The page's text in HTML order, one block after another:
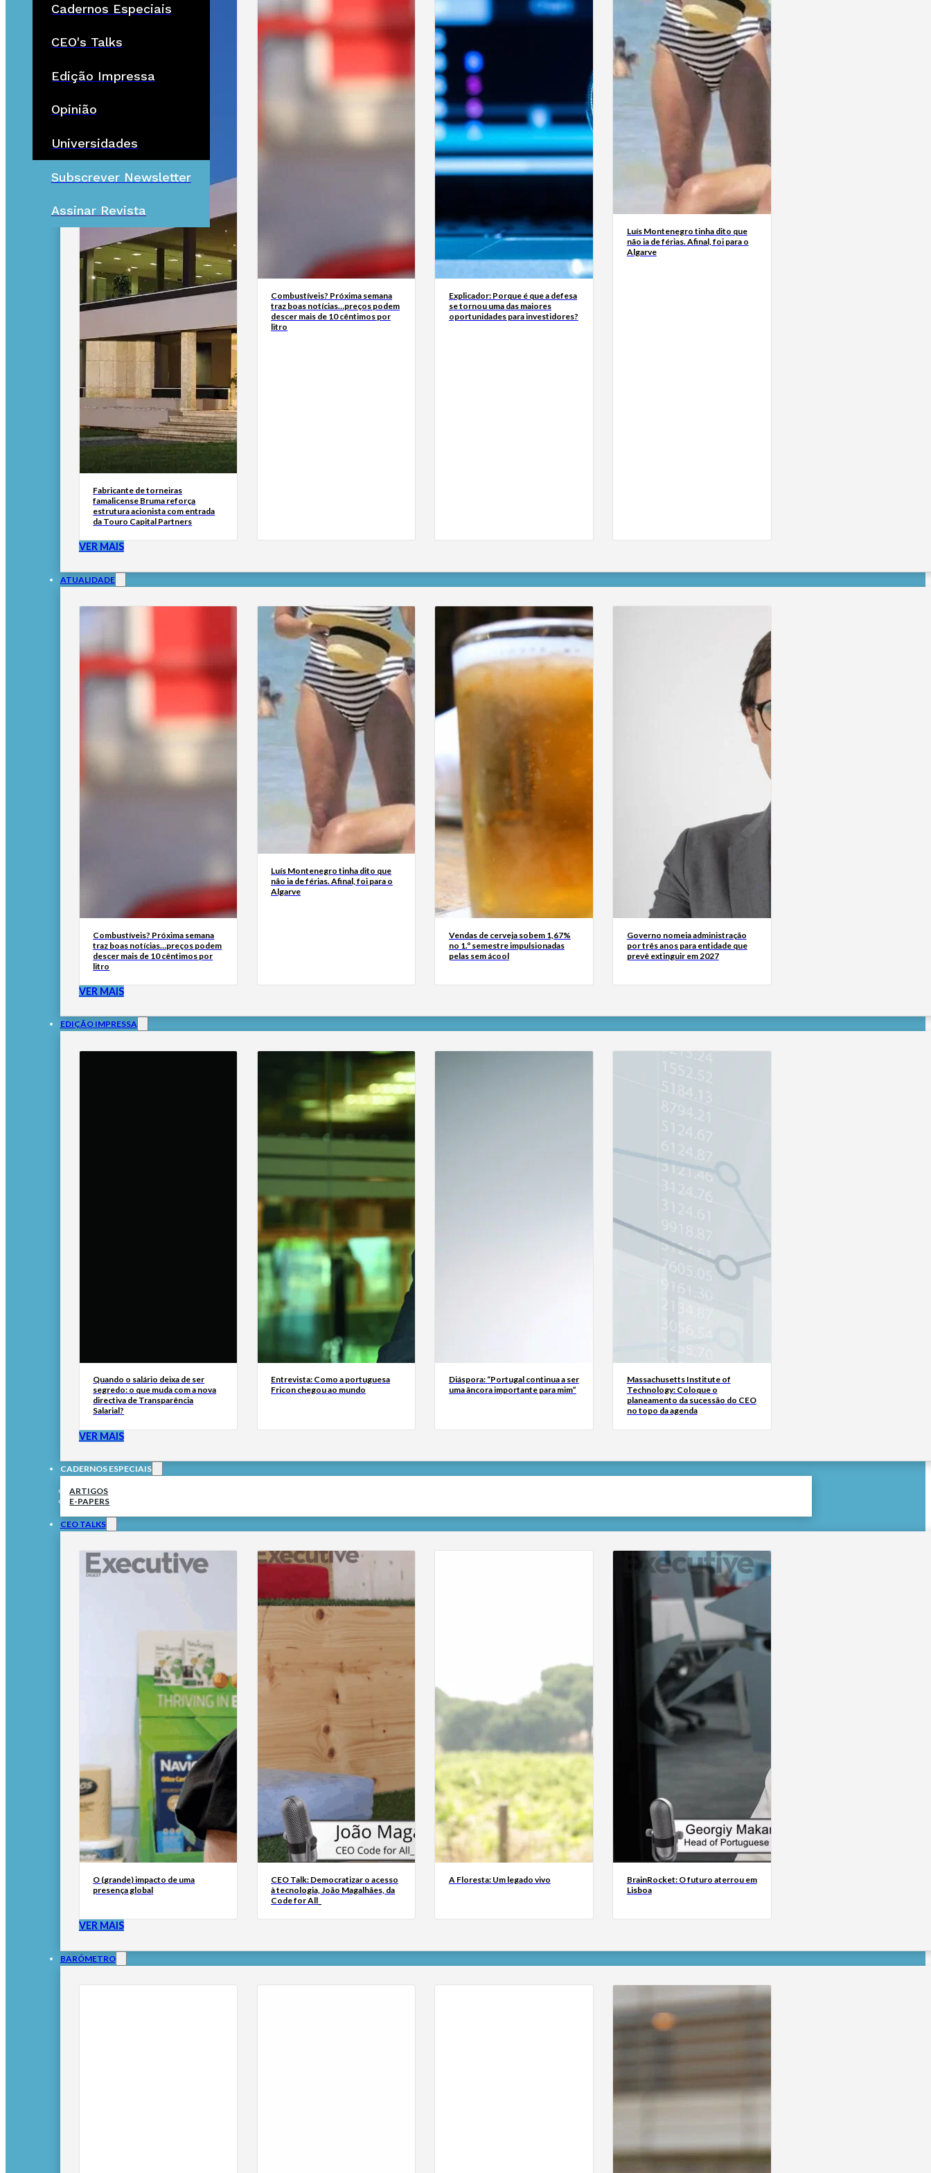
Cadernos Especiais
CEO's Talks
Edição Impressa
Opinião
Universidades
Subscrever Newsletter
Assinar Revista
Fabricante de torneiras
famalicense Bruma reforça
estrutura acionista com entrada
da Touro Capital Partners
Combustíveis? Próxima semana
traz boas notícias…preços podem
descer mais de 10 cêntimos por
litro
Explicador: Porque é que a defesa
se tornou uma das maiores
oportunidades para investidores?
Luís Montenegro tinha dito que
não ia de férias. Afinal, foi para o
Algarve
VER MAIS
ATUALIDADE
Combustíveis? Próxima semana
traz boas notícias…preços podem
descer mais de 10 cêntimos por
litro
Luís Montenegro tinha dito que
não ia de férias. Afinal, foi para o
Algarve
Vendas de cerveja sobem 1,67%
no 1.º semestre impulsionadas
pelas sem ácool
Governo nomeia administração
por três anos para entidade que
prevê extinguir em 2027
VER MAIS
EDIÇÃO IMPRESSA
Quando o salário deixa de ser
segredo: o que muda com a nova
directiva de Transparência
Salarial?
Entrevista: Como a portuguesa
Fricon chegou ao mundo
Diáspora: “Portugal continua a ser
uma âncora importante para mim”
Massachusetts Institute of
Technology: Coloque o
planeamento da sucessão do CEO
no topo da agenda
VER MAIS
CADERNOS ESPECIAIS
ARTIGOS
E-PAPERS
CEO TALKS
O (grande) impacto de uma
presença global
CEO Talk: Democratizar o acesso
à tecnologia, João Magalhães, da
Code for All_
A Floresta: Um legado vivo
BrainRocket: O futuro aterrou em
Lisboa
VER MAIS
BARÓMETRO